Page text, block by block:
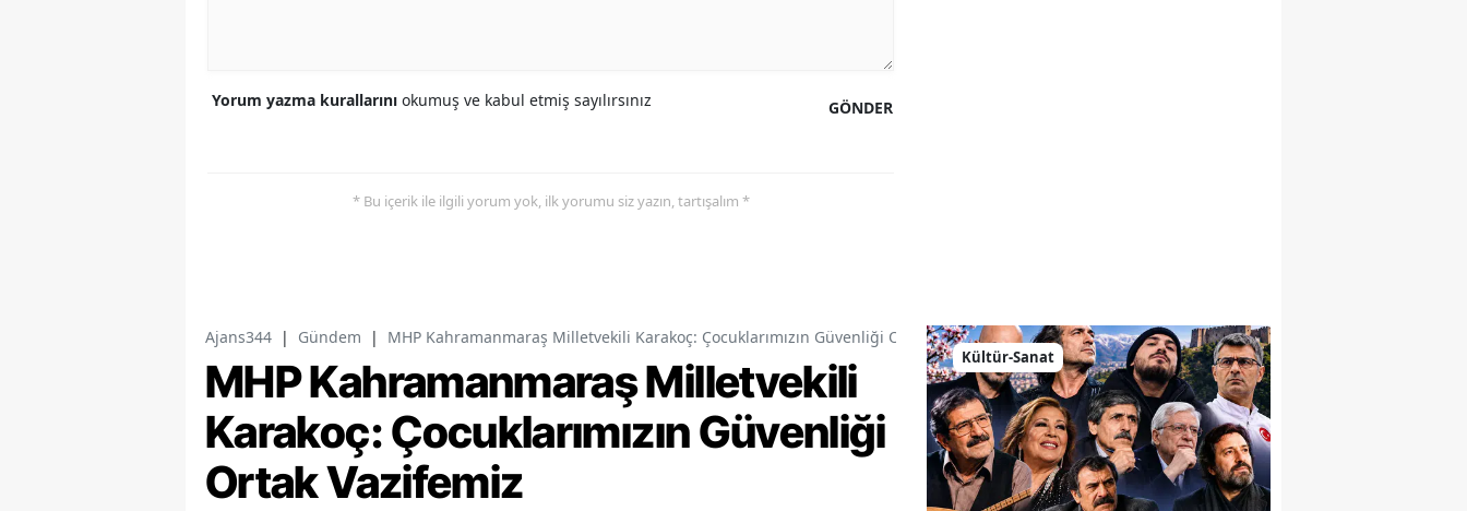
GÖNDER
Yorum yazma kurallarını okumuş ve kabul etmiş sayılırsınız
* Bu içerik ile ilgili yorum yok, ilk yorumu siz yazın, tartışalım *
Ajans344 | Gündem | MHP Kahramanmaraş Milletvekili Karakoç: Çocuklarımızın Güvenliği Ortak Vazifemiz
MHP Kahramanmaraş Milletvekili
Karakoç: Çocuklarımızın Güvenliği
Ortak Vazifemiz
Kültür-Sanat